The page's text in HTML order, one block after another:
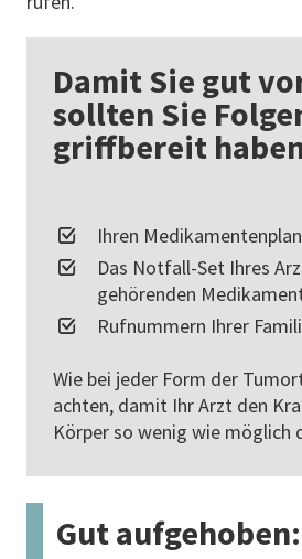
Damit Sie gut
sollten Sie
griffbereit
Ihren
Das Notfall-Set Ihres
gehörenden
Rufnummern Ihrer
Wie bei jeder Form der
achten, damit Ihr Arzt den
Körper so wenig wie möglich
Gut aufgehoben: